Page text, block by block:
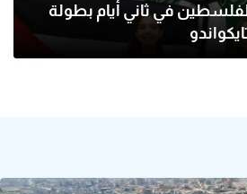
في ثاني أيام بطولة